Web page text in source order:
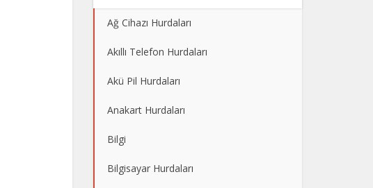
Ağ Cihazı Hurdaları
Akıllı Telefon Hurdaları
Akü Pil Hurdaları
Anakart Hurdaları
Bilgi
Bilgisayar Hurdaları